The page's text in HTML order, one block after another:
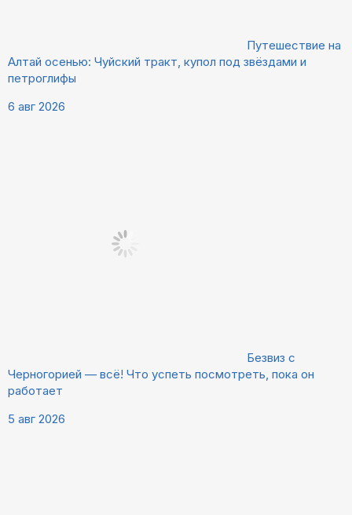
Путешествие на
Алтай осенью: Чуйский тракт, купол под звёздами и
петроглифы
6 авг 2026
Безвиз с
Черногорией — всё! Что успеть посмотреть, пока он
работает
5 авг 2026